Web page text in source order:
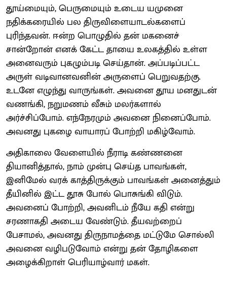
தூய்மையும், பெருமையும் உடைய யமுனை
நதிக்கரையில் பல திருவிளையாடல்களைப்
புரிந்தவன். ஈன்ற பொழுதில் தன் மகனைச்
சான்றோன் எனக் கேட்ட தாயை உலகத்தில் உள்ள
அனைவரும் புகழும்படி செய்தான். அப்படிப்பட்ட
அருள் வடிவானவனின் அருளைப் பெறுவதற்கு.
உடனே எழுந்து வாருங்கள். அவனை தூய மனதுடன்
வணங்கி, நறுமணம் வீசும் மலர்களால்
அர்ச்சிப்போம். எந்நேரமும் அவனை நினைப்போம்.
அவனது புகழை வாயாரப் போற்றி மகிழ்வோம்.
அதிகாலை வேளையில் நீராடி கண்ணனை
தியானித்தால், நாம் முன்பு செய்த பாவங்கள்,
இனிமேல் வரக் காத்திருக்கும் பாவங்கள் அனைத்தும்
தீயினில் இட்ட தூசு போல் பொசுங்கி விடும்.
அவனைப் போற்றி, அவனிடம் நீயே கதி என்று
சரணாகதி அடைய வேண்டும். தீயவற்றைப்
பேசாமல், அவனது திருநாமத்தை மட்டுமே சொல்லி
அவனை வழிபடுவோம் என்று தன் தோழிகளை
அழைக்கிறாள் பெரியாழ்வார் மகள்.